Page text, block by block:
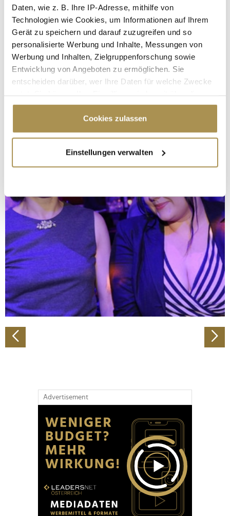
Daten, wie z. B. Ihre IP-Adresse, mithilfe von
Technologien wie Cookies, um Informationen auf Ihrem
Gerät zu speichern und darauf zuzugreifen und so
personalisierte Werbung und Inhalte, Messungen von
Werbung und Inhalten, Zielgruppenforschung sowie
Entwicklung von Angeboten zu ermöglichen. Sie
entscheiden darüber, wer Ihre Daten für welche Zwecke
Cookie-Erklärung oder durch Klicken auf das Privacy
Trigger Symbol ändern oder widerrufen
Informationen über Ihre geografische Lage
erfassen, welche bis auf einige Meter genau sein
bestimmten Merkmalen (Fingerprinting) identifizieren
Erfahren Sie mehr darüber, wie Ihre persönlichen Daten
verarbeitet werden, und legen Sie Ihre Präferenzen im
Abschnitt Einzelheiten
fest.
Wir verwenden Cookies, um Inhalte und Anzeigen zu
personalisieren, Funktionen für soziale Medien anbieten
zu können und die Zugriffe auf unsere Website zu
analysieren. Außerdem geben wir Informationen zu Ihrer
Verwendung unserer Website an unsere Partner für
soziale Medien, Werbung und Analysen weiter. Unsere
Partner führen diese Informationen möglicherweise mit
Cookies zulassen
Einstellungen verwalten
Advertisement